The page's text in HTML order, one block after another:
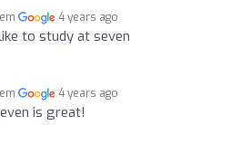
4 years ago
to study at seven
4 years ago
is great!